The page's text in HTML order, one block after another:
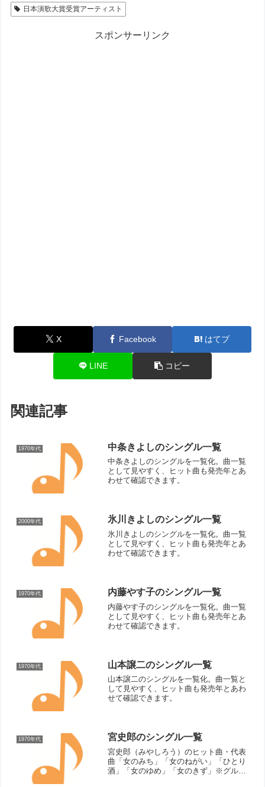
日本演歌大賞受賞アーティスト
スポンサーリンク
X Facebook はてブ
LINE コピー
関連記事
1970年代 中条きよしのシングル一覧
中条きよしのシングルを一覧化。曲一覧
として見やすく、ヒット曲も発売年とあ
わせて確認できます。
2000年代 氷川きよしのシングル一覧
氷川きよしのシングルを一覧化。曲一覧
として見やすく、ヒット曲も発売年とあ
わせて確認できます。
1970年代 内藤やす子のシングル一覧
内藤やす子のシングルを一覧化。曲一覧
として見やすく、ヒット曲も発売年とあ
わせて確認できます。
1970年代 山本譲二のシングル一覧
山本譲二のシングルを一覧化。曲一覧と
して見やすく、ヒット曲も発売年とあわ
せて確認できます。
1970年代 宮史郎のシングル一覧
宮史郎（みやしろう）のヒット曲・代表
曲「女のみち」「女のねがい」「ひとり
酒」「女のゆめ」「女のきず」※グルー